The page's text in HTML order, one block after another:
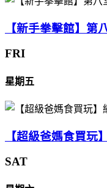
【新手拳擊館】第
FRI
星期五
【超級爸媽食買玩
SAT